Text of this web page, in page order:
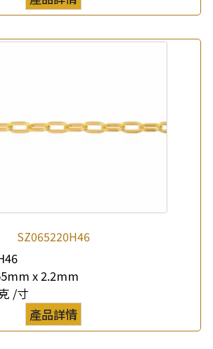
SZ065220H46
x 2.2mm
/寸
產品詳情